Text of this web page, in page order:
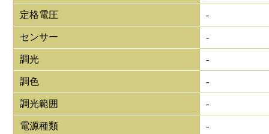
定格電圧 -
センサー -
調光 -
調色 -
調光範囲 -
電源種類 -